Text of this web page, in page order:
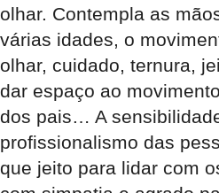
olhar. Contempla as
várias idades, o
olhar, cuidado, ternura,
dar espaço ao
dos pais… A
profissionalismo das
que jeito para lidar com